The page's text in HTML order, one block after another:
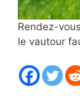
Rendez-
le vautour